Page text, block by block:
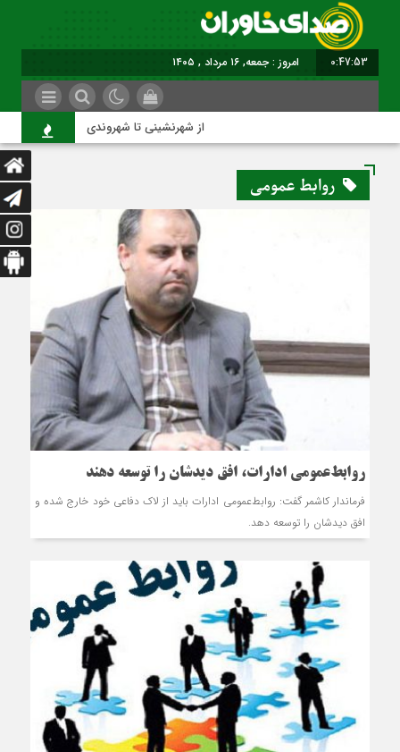
0:47:53 امروز : جمعه, ۱۶ مرداد , ۱۴۰۵
از شهرنشینی تا شهروندی
روابط عمومی
روابط‌عمومی‌ ادارات، افق دیدشان را توسعه دهند
فرماندار کاشمر گفت: روابط‌عمومی‌ ادارات باید از لاک دفاعی خود خارج شده و
افق دیدشان را توسعه دهد.